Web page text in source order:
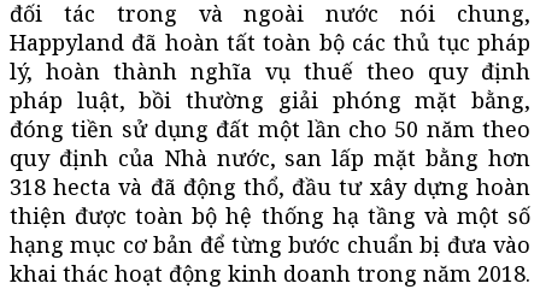
đối tác trong và ngoài nước nói chung,
Happyland đã hoàn tất toàn bộ các thủ tục pháp
lý, hoàn thành nghĩa vụ thuế theo quy định
pháp luật, bồi thường giải phóng mặt bằng,
đóng tiền sử dụng đất một lần cho 50 năm theo
quy định của Nhà nước, san lấp mặt bằng hơn
318 hecta và đã động thổ, đầu tư xây dựng hoàn
thiện được toàn bộ hệ thống hạ tầng và một số
hạng mục cơ bản để từng bước chuẩn bị đưa vào
khai thác hoạt động kinh doanh trong năm 2018.